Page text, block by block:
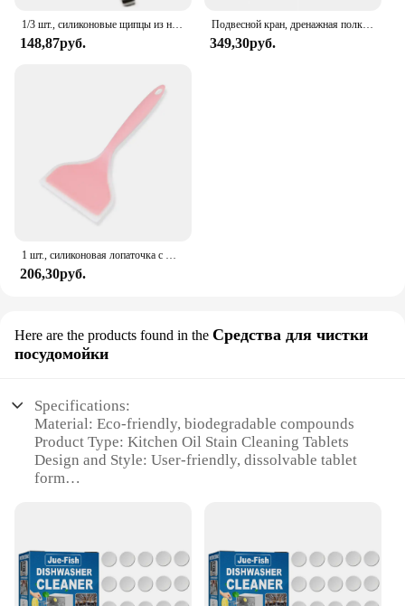
1/3 шт., силиконовые щипцы из нержавеющей стали
148,87руб.
Подвесной кран, дренажная полка для кухонной раковины, держатель для раковины в ванной, стеллаж для хранения, полка-органайзер, кухонные аксессуары
349,30руб.
1 шт., силиконовая лопаточка с широким горлышком, антипригарный скребок, лопаточка для приготовления стейка, говядины, яиц, инструменты для выпечки блинов, кухонная лопатка для приготовления пищи
206,30руб.
Here are the products found in the Средства для чистки
посудомойки
Specifications:
Material: Eco-friendly, biodegradable compounds
Product Type: Kitchen Oil Stain Cleaning Tablets
Design and Style: User-friendly, dissolvable tablet
form
commercial and residential kitchens
Quantity: Available in bulk sets for wholesale and
vendor purchases